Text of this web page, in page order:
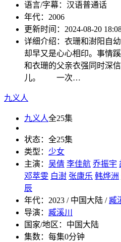
语言/字幕： 汉语普通话
年代： 2006
更新时间： 2024-08-20
详细介绍： 衣珊和澍阳自
却早又是心心相印。事情
和衣珊的父亲衣强同时深
儿。 一次…
九义人
九义人全25集
状态： 全25集
类型： 少女
主演： 吴倩 李佳航 乔振宇
邓萃雯 白澍 张康乐 韩烨洲
辰
年代： 2023 / 中国大陆 /臧
导演： 臧溪川
国家/地区： 中国大陆
集数： 每集0分钟